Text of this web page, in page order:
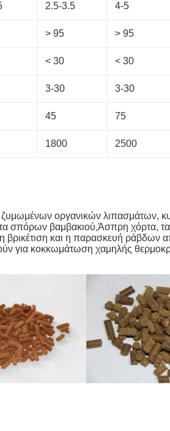
2.5-3.5 4-5
> 95 > 95
< 30 < 30
3-30 3-30
45 75
1800 2500
ζυμωμένων οργανικών
σπόρων βαμβακιού,Άσπρη χόρτα,
βρικέτιση και η παρασκευή
για κοκκωμάτωση χαμηλής